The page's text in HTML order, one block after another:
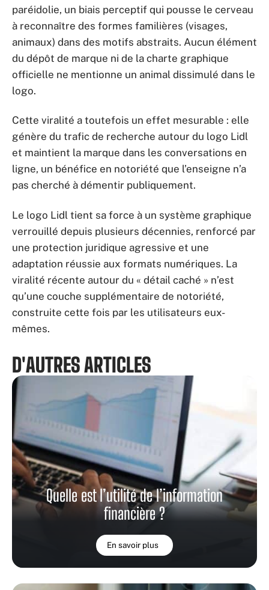
paréidolie, un biais perceptif qui pousse le cerveau
à reconnaître des formes familières (visages,
animaux) dans des motifs abstraits. Aucun élément
du dépôt de marque ni de la charte graphique
officielle ne mentionne un animal dissimulé dans le
logo.
Cette viralité a toutefois un effet mesurable : elle
génère du trafic de recherche autour du logo Lidl
et maintient la marque dans les conversations en
ligne, un bénéfice en notoriété que l’enseigne n’a
pas cherché à démentir publiquement.
Le logo Lidl tient sa force à un système graphique
verrouillé depuis plusieurs décennies, renforcé par
une protection juridique agressive et une
adaptation réussie aux formats numériques. La
viralité récente autour du « détail caché » n’est
qu’une couche supplémentaire de notoriété,
construite cette fois par les utilisateurs eux-
mêmes.
D'AUTRES ARTICLES
Quelle est l’utilité de l’information
financière ?
En savoir plus